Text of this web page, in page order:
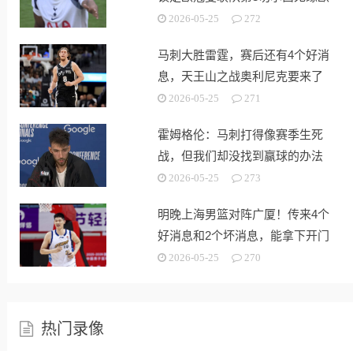
战2026-05-25 272
马刺大胜雷霆，赛后还有4个好消
息，天王山之战奥利尼克要来了
2026-05-25 271
霍姆格伦：马刺打得像赛季生死
战，但我们却没找到赢球的办法
2026-05-25 273
明晚上海男篮对阵广厦！传来4个
好消息和2个坏消息，能拿下开门
红2026-05-25 270
热门录像